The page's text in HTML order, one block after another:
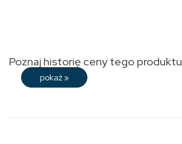
Poznaj historię ceny tego produktu
pokaż »